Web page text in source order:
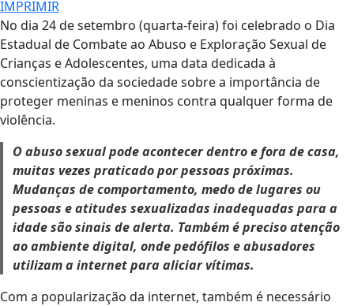
IMPRIMIR
No dia 24 de setembro (quarta-feira) foi celebrado o Dia
Estadual de Combate ao Abuso e Exploração Sexual de
Crianças e Adolescentes, uma data dedicada à
conscientização da sociedade sobre a importância de
proteger meninas e meninos contra qualquer forma de
violência.
O abuso sexual pode acontecer dentro e fora de casa,
muitas vezes praticado por pessoas próximas.
Mudanças de comportamento, medo de lugares ou
pessoas e atitudes sexualizadas inadequadas para a
idade são sinais de alerta. Também é preciso atenção
ao ambiente digital, onde pedófilos e abusadores
utilizam a internet para aliciar vítimas.
Com a popularização da internet, também é necessário